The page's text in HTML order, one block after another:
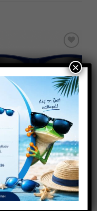
Πρόσθήκη
στην λίστα
επιθυμιών
FLEX (18 μηνών έως 6
με ΦΠΑ
×